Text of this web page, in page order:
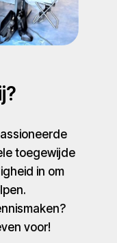
toegewijde
in om
voor!